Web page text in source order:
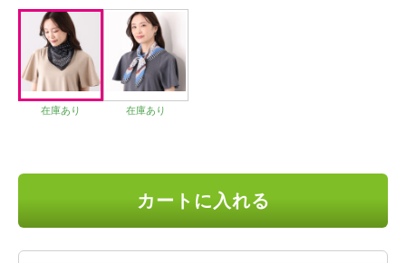
在庫あり 在庫あり
カートに入れる